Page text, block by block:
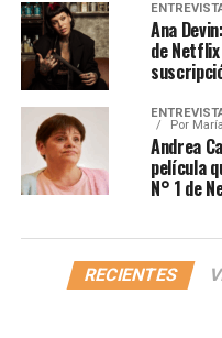
Ana
de
Por
Andrea
película
N° 1 de
RECIENTES